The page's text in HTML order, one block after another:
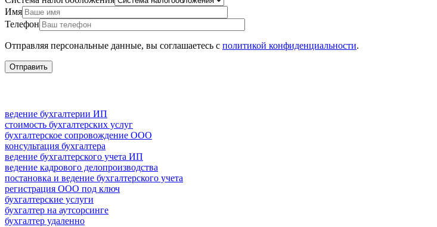
Имя
Телефон
Отправляя персональные данные, вы соглашаетесь с политикой конфиденциальности.
ведение бухгалтерии ИП
стоимость бухгалтерских услуг
бухгалтерское сопровождение ООО
консультация бухгалтера
ведение бухгалтерского учета ИП
ведение кадрового делопроизводства
постановка и ведение бухгалтерского учета
регистрация ООО под ключ
бухгалтерские услуги
бухгалтер на аутсорсинге
бухгалтер удаленно